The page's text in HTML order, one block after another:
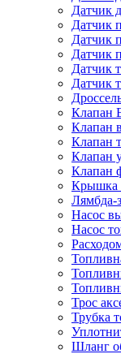
Датчик
Датчик
Датчик
Датчик
Датчик
Датчик
Клапан
Клапан
Клапан
Клапан
Клапан
Крышка
Лямбда-
Насос
Насос
Трос
Трубка
Шланг